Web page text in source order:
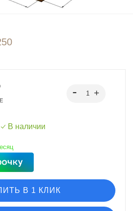
В наличии
В 1 КЛИК